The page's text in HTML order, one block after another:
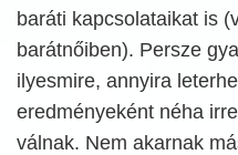
baráti kapcsolataikat is
barátnőiben). Persze
ilyesmire, annyira
eredményeként néha
válnak. Nem akarnak